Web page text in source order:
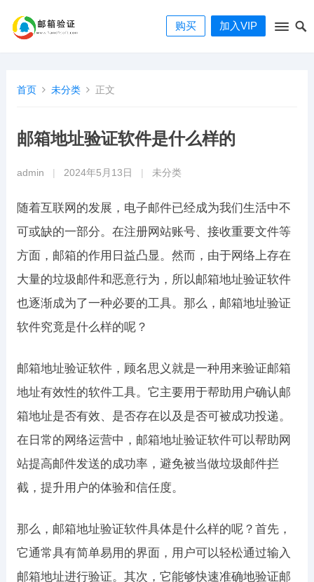
购买 加入VIP
首页 未分类 正文
邮箱地址验证软件是什么样的
admin 2024年5月13日 未分类
随着互联网的发展，电子邮件已经成为我们生活中不
可或缺的一部分。在注册网站账号、接收重要文件等
方面，邮箱的作用日益凸显。然而，由于网络上存在
大量的垃圾邮件和恶意行为，所以邮箱地址验证软件
也逐渐成为了一种必要的工具。那么，邮箱地址验证
软件究竟是什么样的呢？
邮箱地址验证软件，顾名思义就是一种用来验证邮箱
地址有效性的软件工具。它主要用于帮助用户确认邮
箱地址是否有效、是否存在以及是否可被成功投递。
在日常的网络运营中，邮箱地址验证软件可以帮助网
站提高邮件发送的成功率，避免被当做垃圾邮件拦
截，提升用户的体验和信任度。
那么，邮箱地址验证软件具体是什么样的呢？首先，
它通常具有简单易用的界面，用户可以轻松通过输入
邮箱地址进行验证。其次，它能够快速准确地验证邮